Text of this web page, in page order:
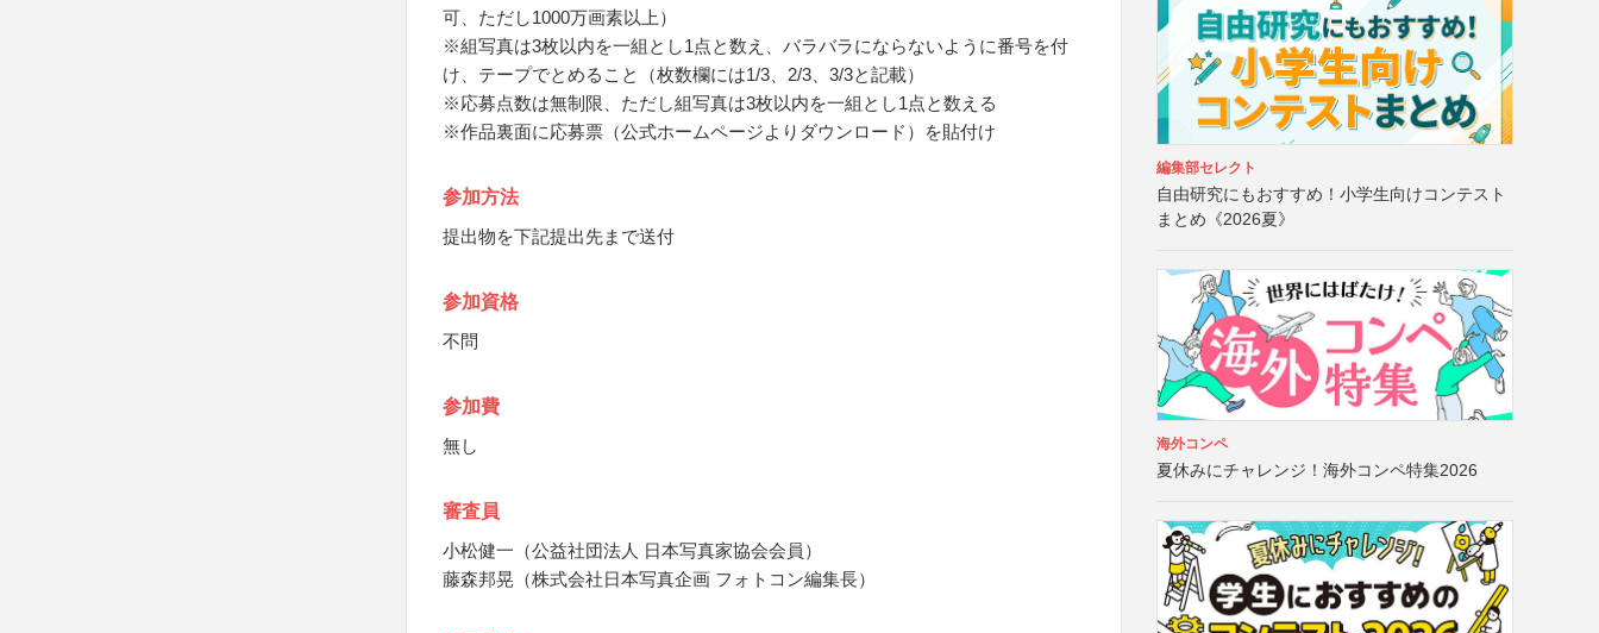
可、ただし1000万画素以上）
※組写真は3枚以内を一組とし1点と数え、バラバラにならないように番号を付
け、テープでとめること（枚数欄には1/3、2/3、3/3と記載）
※応募点数は無制限、ただし組写真は3枚以内を一組とし1点と数える
※作品裏面に応募票（公式ホームページよりダウンロード）を貼付け
参加方法
提出物を下記提出先まで送付
参加資格
不問
参加費
無し
審査員
小松健一（公益社団法人 日本写真家協会会員）
藤森邦晃（株式会社日本写真企画 フォトコン編集長）
編集部セレクト
自由研究にもおすすめ！小学生向けコンテスト
まとめ《2026夏》
海外コンペ
夏休みにチャレンジ！海外コンペ特集2026